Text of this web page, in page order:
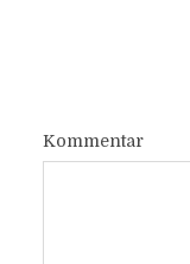
Kommentar